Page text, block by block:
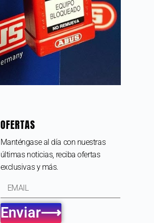
OFERTAS
Manténgase al día con nuestras
últimas noticias, reciba ofertas
exclusivas y más.
Enviar⟶